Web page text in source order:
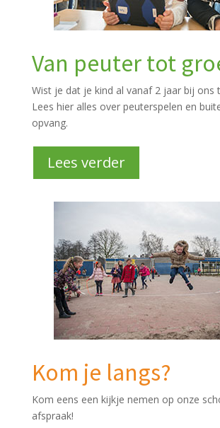
Van peuter tot
Wist je dat je kind al vanaf 2 jaar bij ons
Lees hier alles over peuterspelen en
opvang.
Lees verder
Kom je langs?
Kom eens een kijkje nemen op onze
afspraak!